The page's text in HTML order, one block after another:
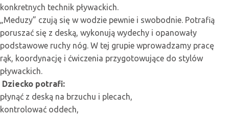
konkretnych technik pływackich.
„Meduzy” czują się w wodzie pewnie i swobodnie. Potrafią
poruszać się z deską, wykonują wydechy i opanowały
podstawowe ruchy nóg. W tej grupie wprowadzamy pracę
rąk, koordynację i ćwiczenia przygotowujące do stylów
pływackich.
Dziecko potrafi:
płynąć z deską na brzuchu i plecach,
kontrolować oddech,